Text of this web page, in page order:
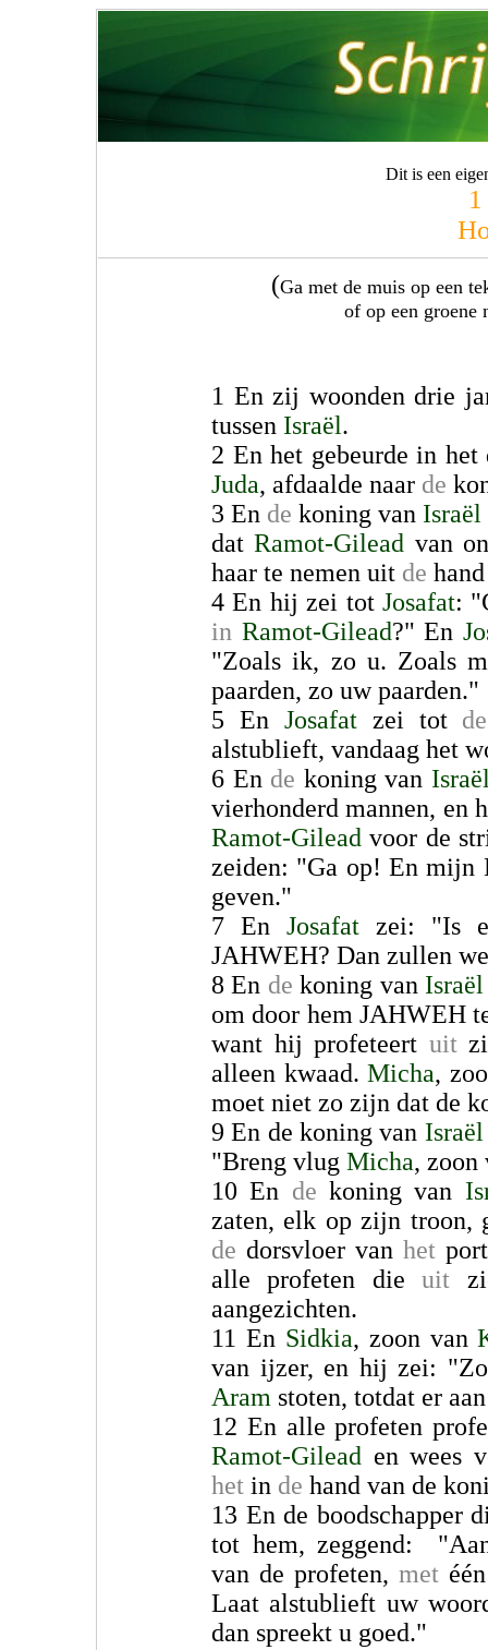
Dit is een
(Ga met de muis op een
of op een groene
1 En zij woonden drie
tussen Israël.
2 En het gebeurde in
Juda, afdaalde naar de
3 En de koning van Israël
datRamot-Gilead van
haar te nemen uit de
4 En hij zei tot Josafat:
in Ramot-Gilead?" En
"Zoals ik, zo u. Zoals
paarden, zo uw paarden."
5 En Josafatzei tot de
alstublieft, vandaag het
6 En de koning van
vierhonderd mannen,
Ramot-Gilead voor de
zeiden: "Ga op! En
geven."
7 En Josafat zei: "Is
JAHWEH? Dan zullen
8 En de koning van Israël
om door hem JAHWEH
want hij profeteert uit
alleen kwaad.Micha,
moet niet zo zijn dat de
9 En de koning van Israël
"Breng vlug Micha,
10 En de koning van
zaten, elk op zijn troon,
de dorsvloer vanhet
alle profeten dieuit
aangezichten.
11 En Sidkia, zoon van
van ijzer, en hij zei:
Aram stoten, totdat er
12 En alle profeten
Ramot-Gilead en wees
het in de hand van de
13 En de boodschapper
tot hem, zeggend:
van de profeten, met
Laat alstublieft uw
dan spreekt u goed."